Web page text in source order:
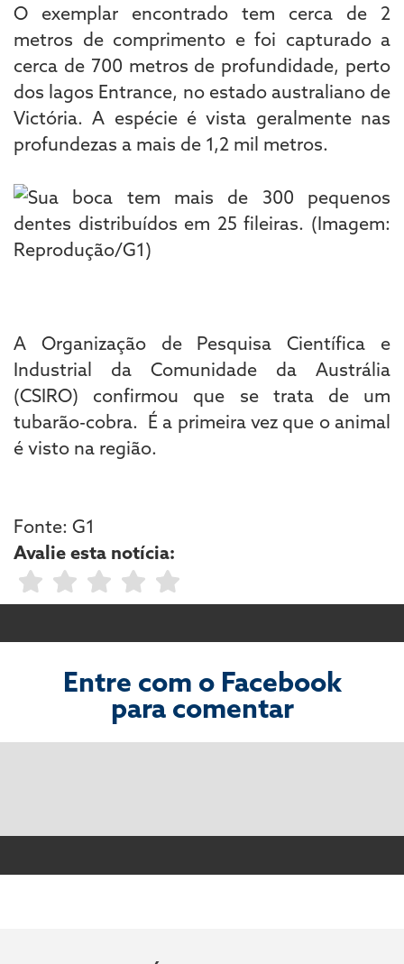
O exemplar encontrado tem cerca de 2
metros de comprimento e foi capturado a
cerca de 700 metros de profundidade, perto
dos lagos Entrance, no estado australiano de
Victória. A espécie é vista geralmente nas
profundezas a mais de 1,2 mil metros.
A Organização de Pesquisa Científica e
Industrial da Comunidade da Austrália
(CSIRO) confirmou que se trata de um
tubarão-cobra. É a primeira vez que o animal
é visto na região.
Fonte: G1
Avalie esta notícia:
Entre com o Facebook
para comentar